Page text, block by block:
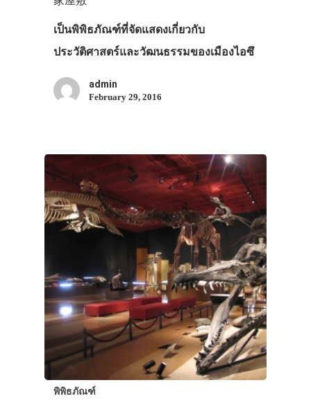
เป็นพิพิธภัณฑ์ที่จัดแสดงเกี่ยวกับ
ประวัติศาสตร์และวัฒนธรรมของเมืองไอซึ
admin
February 29, 2016
พิพิธภัณฑ์